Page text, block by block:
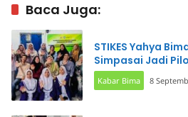
Baca Juga:
STIKES Yahya
Simpasai Jadi
Kabar Bima 8